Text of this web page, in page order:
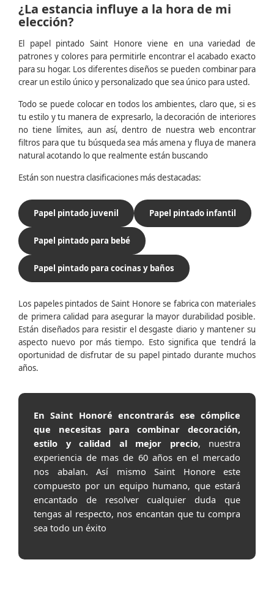
¿La estancia influye a la hora de mi
elección?
El papel pintado Saint Honore viene en una variedad de
patrones y colores para permitirle encontrar el acabado exacto
para su hogar. Los diferentes diseños se pueden combinar para
crear un estilo único y personalizado que sea único para usted.
Todo se puede colocar en todos los ambientes, claro que, si es
tu estilo y tu manera de expresarlo, la decoración de interiores
no tiene límites, aun así, dentro de nuestra web encontrar
filtros para que tu búsqueda sea más amena y fluya de manera
natural acotando lo que realmente están buscando
Están son nuestra clasificaciones más destacadas:
Papel pintado juvenil Papel pintado infantil
Papel pintado para bebé
Papel pintado para cocinas y baños
Los papeles pintados de Saint Honore se fabrica con materiales
de primera calidad para asegurar la mayor durabilidad posible.
Están diseñados para resistir el desgaste diario y mantener su
aspecto nuevo por más tiempo. Esto significa que tendrá la
oportunidad de disfrutar de su papel pintado durante muchos
años.
En Saint Honoré encontrarás ese cómplice
que necesitas para combinar decoración,
estilo y calidad al mejor precio, nuestra
experiencia de mas de 60 años en el mercado
nos abalan. Así mismo Saint Honore este
compuesto por un equipo humano, que estará
encantado de resolver cualquier duda que
tengas al respecto, nos encantan que tu compra
sea todo un éxito